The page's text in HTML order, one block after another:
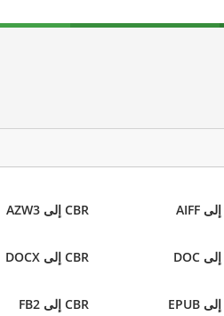
CBR إلى AZW3
CBR إلى DOCX
CBR إلى FB2